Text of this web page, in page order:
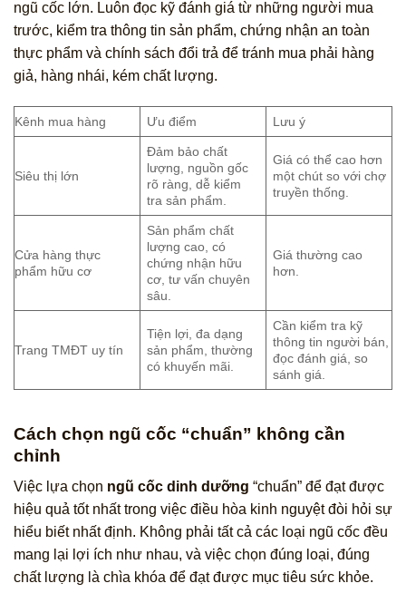
ngũ cốc lớn. Luôn đọc kỹ đánh giá từ những người mua
trước, kiểm tra thông tin sản phẩm, chứng nhận an toàn
thực phẩm và chính sách đổi trả để tránh mua phải hàng
giả, hàng nhái, kém chất lượng.
Kênh mua hàng Ưu điểm Lưu ý
Siêu thị lớn
Đảm bảo chất
lượng, nguồn gốc
rõ ràng, dễ kiểm
tra sản phẩm.
Giá có thể cao hơn
một chút so với chợ
truyền thống.
Cửa hàng thực
phẩm hữu cơ
Sản phẩm chất
lượng cao, có
chứng nhận hữu
cơ, tư vấn chuyên
sâu.
Giá thường cao
hơn.
Trang TMĐT uy tín
Tiện lợi, đa dạng
sản phẩm, thường
có khuyến mãi.
Cần kiểm tra kỹ
thông tin người bán,
đọc đánh giá, so
sánh giá.
Cách chọn ngũ cốc “chuẩn” không cần
chỉnh
Việc lựa chọn ngũ cốc dinh dưỡng “chuẩn” để đạt được
hiệu quả tốt nhất trong việc điều hòa kinh nguyệt đòi hỏi sự
hiểu biết nhất định. Không phải tất cả các loại ngũ cốc đều
mang lại lợi ích như nhau, và việc chọn đúng loại, đúng
chất lượng là chìa khóa để đạt được mục tiêu sức khỏe.